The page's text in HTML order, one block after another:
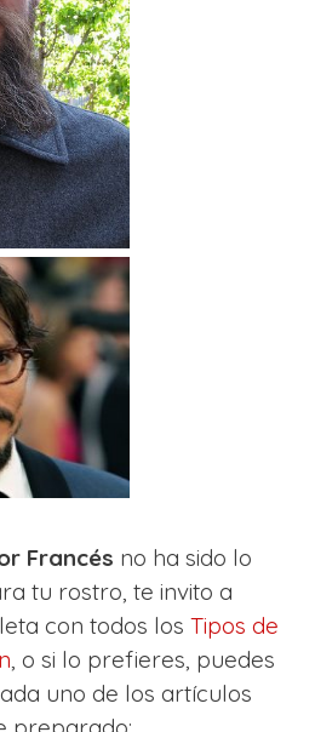
Francés no ha sido lo
tu rostro, te invito a
con todos los Tipos de
, o si lo prefieres, puedes
uno de los artículos